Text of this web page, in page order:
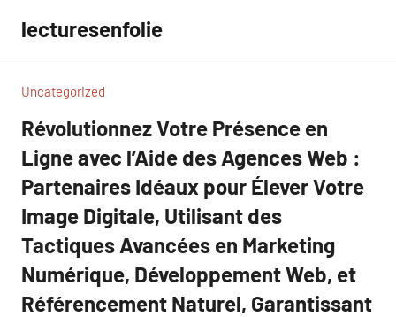
contenu
lecturesenfolie
Uncategorized
Révolutionnez Votre Présence en
Ligne avec l’Aide des Agences Web :
Partenaires Idéaux pour Élever Votre
Image Digitale, Utilisant des
Tactiques Avancées en Marketing
Numérique, Développement Web, et
Référencement Naturel, Garantissant